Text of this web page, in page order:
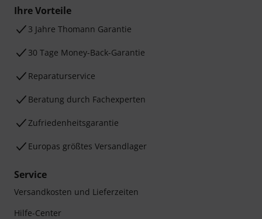
Ihre Vorteile
3 Jahre Thomann Garantie
30 Tage Money-Back-Garantie
Reparaturservice
Beratung durch Fachexperten
Zufriedenheitsgarantie
Europas größtes Versandlager
Service
Versandkosten und Lieferzeiten
Hilfe-Center